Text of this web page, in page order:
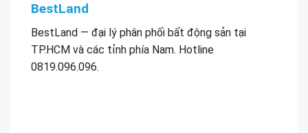
BestLand
BestLand — đại lý phân phối bất động sản tại
TP.HCM và các tỉnh phía Nam. Hotline
0819.096.096.